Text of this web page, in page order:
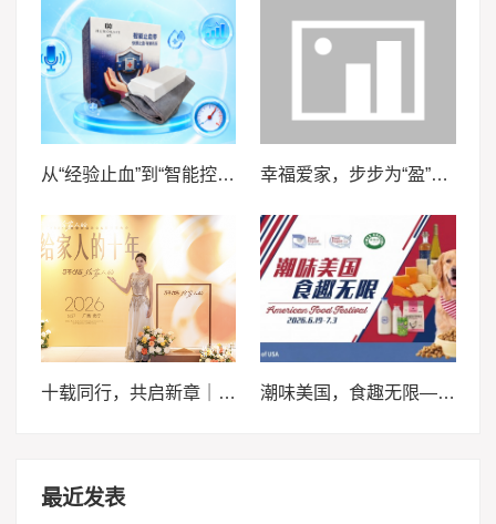
从“经验止血”到“智能控压”——安徽医科大学“血卫”团队推动止血装备智能化升级 幸福爱家，步步为“盈”，泰康泰盈人生2026锚定现金流，重构养老想象力
潮味美国，食趣无限——来泰晤士超市邀您畅享味蕾体验
最近发表